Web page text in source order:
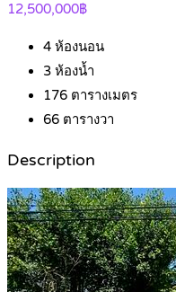
12,500,000฿
4 ห้องนอน
3 ห้องน้ำ
176 ตารางเมตร
66 ตารางวา
Description